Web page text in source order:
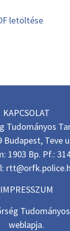
letöltése
KAPCSOLAT
Tudományos
Budapest, Teve
1903 Bp. Pf.:
IMPRESSZUM
weblapja.